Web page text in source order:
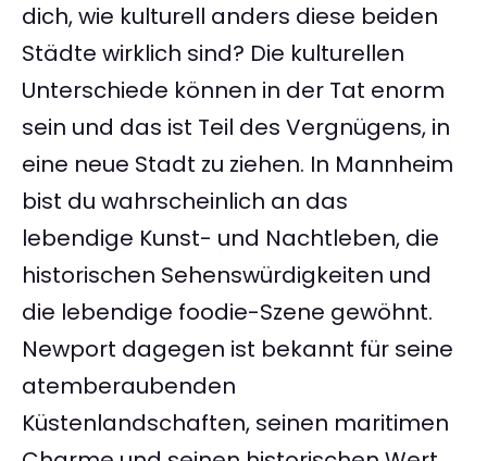
dich, wie kulturell anders diese beiden
Städte wirklich sind? Die kulturellen
Unterschiede können in der Tat enorm
sein und das ist Teil des Vergnügens, in
eine neue Stadt zu ziehen. In Mannheim
bist du wahrscheinlich an das
lebendige Kunst- und Nachtleben, die
historischen Sehenswürdigkeiten und
die lebendige foodie-Szene gewöhnt.
Newport dagegen ist bekannt für seine
atemberaubenden
Küstenlandschaften, seinen maritimen